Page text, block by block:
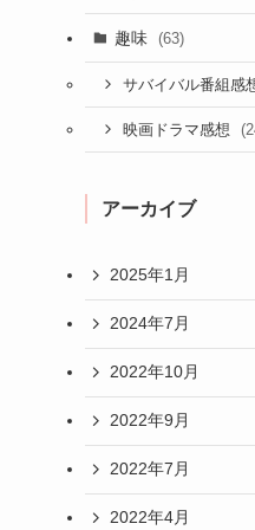
趣味 (63)
サバイバル番組感
映画ドラマ感想
アーカイブ
2025年1月
2024年7月
2022年10月
2022年9月
2022年7月
2022年4月